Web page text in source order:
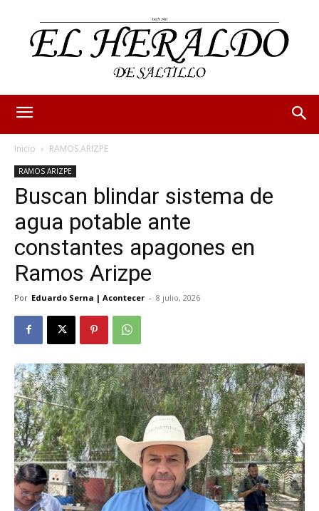
Inicio RAMOS ARIZPE
RAMOS ARIZPE
Buscan blindar sistema de
agua potable ante
constantes apagones en
Ramos Arizpe
Por Eduardo Serna | Acontecer - 8 julio, 2026